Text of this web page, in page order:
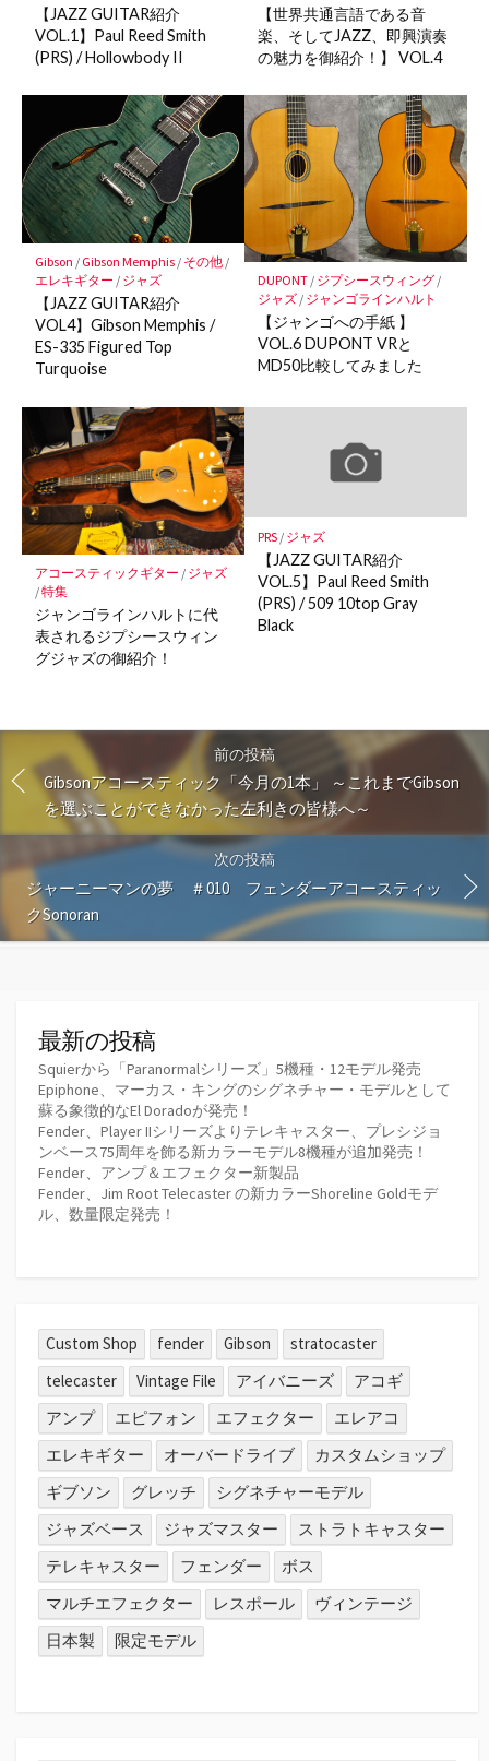
【JAZZ GUITAR紹介
VOL.1】Paul Reed Smith
(PRS) / Hollowbody II
【世界共通言語である音
楽、そしてJAZZ、即興演奏
の魅力を御紹介！】 VOL.4
Gibson / Gibson Memphis/ その他/
エレキギター / ジャズ
【JAZZ GUITAR紹介
VOL4】Gibson Memphis /
ES-335 Figured Top
Turquoise
DUPONT/ ジプシースウィング/
ジャズ/ ジャンゴラインハルト
【ジャンゴへの手紙 】
VOL.6 DUPONT VRと
MD50比較してみました
アコースティックギター / ジャズ
/特集
ジャンゴラインハルトに代
表されるジプシースウィン
グジャズの御紹介！
PRS/ ジャズ
【JAZZ GUITAR紹介
VOL.5】Paul Reed Smith
(PRS) / 509 10top Gray
Black
前の投稿
Gibsonアコースティック「今月の1本」 ～これまでGibson
を選ぶことができなかった左利きの皆様へ～
次の投稿
ジャーニーマンの夢 ＃010 フェンダーアコースティッ
クSonoran
最新の投稿
Squierから「Paranormalシリーズ」5機種・12モデル発売
Epiphone、マーカス・キングのシグネチャー・モデルとして
蘇る象徴的なEl Doradoが発売！
Fender、Player IIシリーズよりテレキャスター、プレシジョ
ンベース75周年を飾る新カラーモデル8機種が追加発売！
Fender、アンプ＆エフェクター新製品
Fender、Jim Root Telecaster の新カラーShoreline Goldモデ
ル、数量限定発売！
Custom Shop fender Gibson
stratocaster
telecaster
Vintage File アイバニーズ
アコギ
アンプ
エピフォン エフェクター
エレアコ
エレキギター
オーバードライブ
カスタムショップ
ギブソン
グレッチ
シグネチャーモデル
ジャズベース
ジャズマスター
ストラトキャスター
テレキャスター
フェンダー
ボス
マルチエフェクター
レスポール
ヴィンテージ
日本製
限定モデル